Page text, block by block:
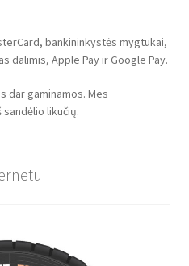
bankininkystės mygtukai,
dalimis, Apple Pay ir Google Pay.
dar gaminamos. Mes
likučių.